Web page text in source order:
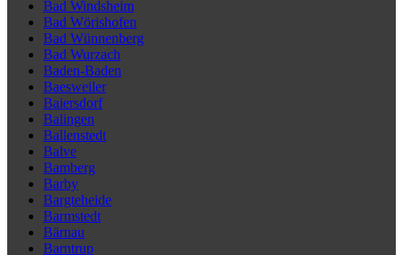
Bad Windsheim
Bad Wörishofen
Bad Wünnenberg
Bad Wurzach
Baden-Baden
Baesweiler
Baiersdorf
Balingen
Ballenstedt
Balve
Bamberg
Barby
Bargteheide
Barmstedt
Bärnau
Barntrup